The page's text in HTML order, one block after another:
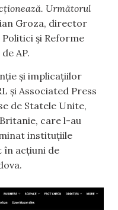
Următorul
Groza, director
și Reforme
AP.
și implicațiilor
și Associated Press
de Statele Unite,
care l-au
instituțiile
în acțiuni de